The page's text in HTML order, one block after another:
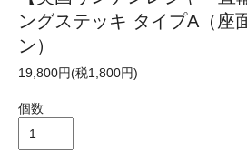
ングステッキ タイプA（座
ン）
19,800円(税1,800円)
個数